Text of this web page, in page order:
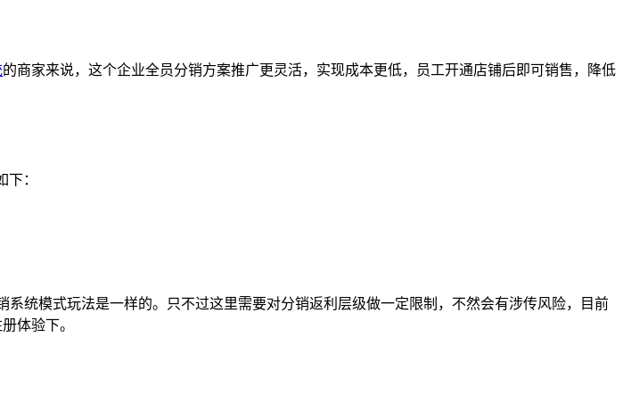
的商家来说，这个企业全员分销方案推广更灵活，实现成本更低，员工开通店铺后即可销售，降低
：
模式玩法是一样的。只不过这里需要对分销返利层级做一定限制，不然会有涉传风险，目前
体验下。